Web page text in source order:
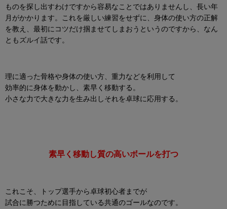
ものを探し出すわけですから容易なことではありませんし、長い年
月がかかります。これを厳しい練習をせずに、身体の使い方の正解
を教え、最初にコツだけ掴ませてしまおうというのですから、なん
ともズルイ話です。
理に適った骨格や身体の使い方、重力などを利用して
効率的に身体を動かし、素早く移動する。
小さな力で大きな力を生み出しそれを卓球に応用する。
素早く移動し質の高いボールを打つ
これこそ、トップ選手から卓球初心者までが
試合に勝つために目指している共通のゴールなのです。